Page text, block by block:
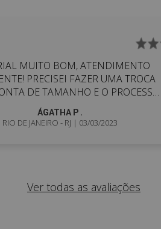
MUITO BOM, ATENDIMENTO
PRECISEI FAZER UMA TROCA
DE TAMANHO E O PROCESSO
RÁPIDO! ...
ÁGATHA P .
RIO DE JANEIRO - RJ | 03/03/2023
Ver todas as avaliações